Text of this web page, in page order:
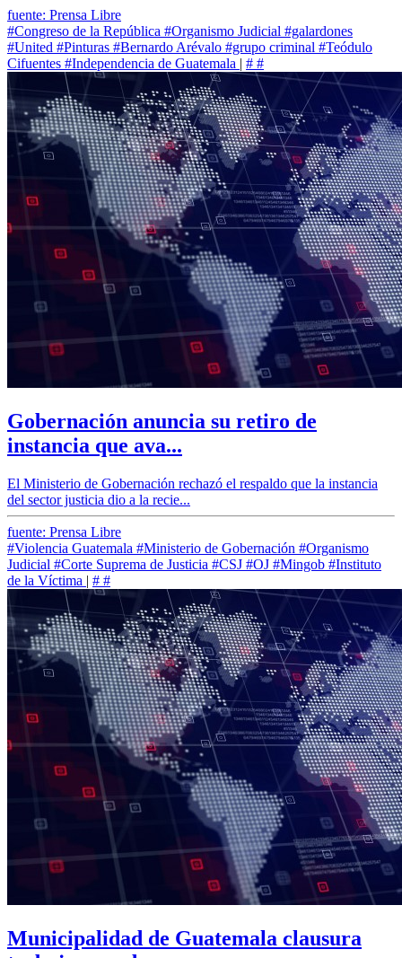
fuente: Prensa Libre
#Congreso de la República #Organismo Judicial #galardones
#United #Pinturas #Bernardo Arévalo #grupo criminal #Teódulo
Cifuentes #Independencia de Guatemala | # #
Gobernación anuncia su retiro de
instancia que ava...
El Ministerio de Gobernación rechazó el respaldo que la instancia
del sector justicia dio a la recie...
fuente: Prensa Libre
#Violencia Guatemala #Ministerio de Gobernación #Organismo
Judicial #Corte Suprema de Justicia #CSJ #OJ #Mingob #Instituto
de la Víctima | # #
Municipalidad de Guatemala clausura